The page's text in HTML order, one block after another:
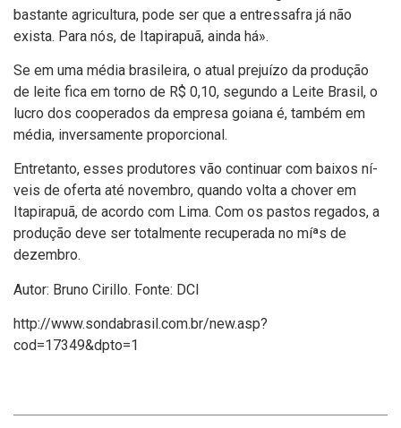
bastante agricultura, pode ser que a entressafra já não
exista. Para nós, de Itapirapuã, ainda há».
Se em uma média brasileira, o atual prejuí­zo da produção
de leite fica em torno de R$ 0,10, segundo a Leite Brasil, o
lucro dos cooperados da empresa goiana é, também em
média, inversamente proporcional.
Entretanto, esses produtores vão continuar com baixos ní­
veis de oferta até novembro, quando volta a chover em
Itapirapuã, de acordo com Lima. Com os pastos regados, a
produção deve ser totalmente recuperada no míªs de
dezembro.
Autor: Bruno Cirillo. Fonte: DCI
http://www.sondabrasil.com.br/new.asp?
cod=17349&dpto=1